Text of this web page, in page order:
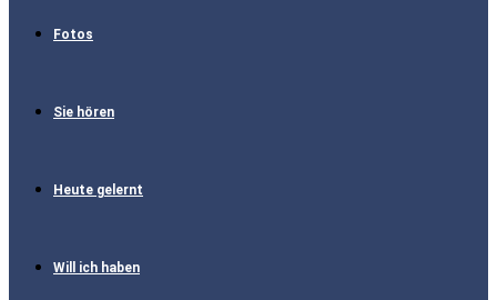
Fotos
Sie hören
Heute gelernt
Will ich haben